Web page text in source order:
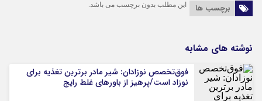
برچسب ها این مطلب بدون برچسب می باشد.
نوشته های مشابه
فوق‌تخصص نوزادان: شیر مادر برترین تغذیه برای
نوزاد است/پرهیز از باورهای غلط رایج